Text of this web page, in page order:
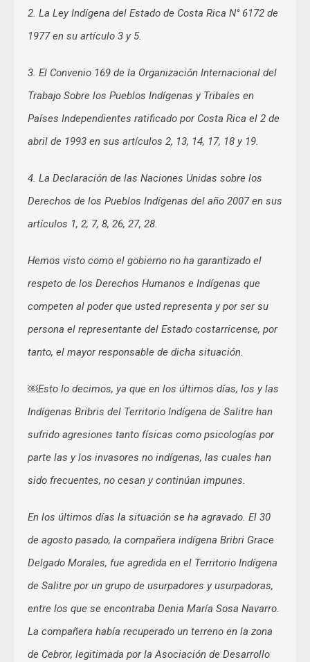
2. La Ley Indígena del Estado de Costa Rica N° 6172 de
1977 en su artículo 3 y 5.
3. El Convenio 169 de la Organización Internacional del
Trabajo Sobre los Pueblos Indígenas y Tribales en
Países Independientes ratificado por Costa Rica el 2 de
abril de 1993 en sus artículos 2, 13, 14, 17, 18 y 19.
4. La Declaración de las Naciones Unidas sobre los
Derechos de los Pueblos Indígenas del año 2007 en sus
artículos 1, 2, 7, 8, 26, 27, 28.
Hemos visto como el gobierno no ha garantizado el
respeto de los Derechos Humanos e Indígenas que
competen al poder que usted representa y por ser su
persona el representante del Estado costarricense, por
tanto, el mayor responsable de dicha situación.
￼Esto lo decimos, ya que en los últimos días, los y las
Indígenas Bribris del Territorio Indígena de Salitre han
sufrido agresiones tanto físicas como psicologías por
parte las y los invasores no indígenas, las cuales han
sido frecuentes, no cesan y continúan impunes.
En los últimos días la situación se ha agravado. El 30
de agosto pasado, la compañera indígena Bribri Grace
Delgado Morales, fue agredida en el Territorio Indígena
de Salitre por un grupo de usurpadores y usurpadoras,
entre los que se encontraba Denia María Sosa Navarro.
La compañera había recuperado un terreno en la zona
de Cebror, legitimada por la Asociación de Desarrollo